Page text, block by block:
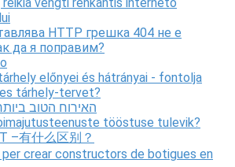
reikia vengti renkantis interneto
HTTP грешка 404 не е
да я поправим?
előnyei és hátrányai - fontolja
tárhely-tervet?
5 האירוח הטוב
tööstuse tulevik?
–有什么区别？
per crear constructors de botigues en